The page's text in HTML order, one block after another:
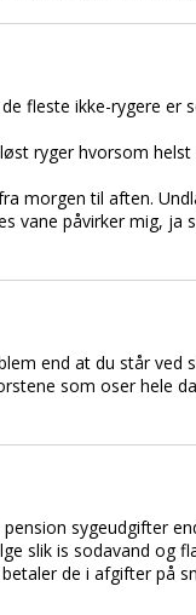
fleste ikke-rygere er
ryger hvorsom
morgen til aften.
vane påvirker mig, ja
end at du står ved
som oser hele
sygeudgifter
slik is sodavand og
de i afgifter på